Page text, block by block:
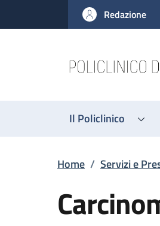
al contenuto principale
to footer content
Redazione
Il Policlinico
Briciole
Home / Servizi e